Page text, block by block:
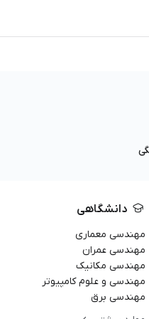
دانشگاهی
مهندسی معماری
مهندسی عمران
مهندسی مکانیک
مهندسی و علوم کامپیوتر
مهندسی برق